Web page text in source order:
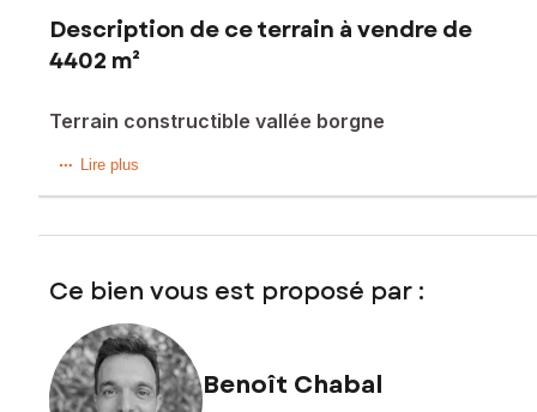
Description de ce terrain à vendre de
4402 m²
Terrain constructible vallée borgne
Très beau terrain constructible de plus de 4000 m2 avec
Peu pentu, orienté Est / Sud Est , il est idéalement situé à
Petit hameau tout proche du centre du village.
Possibilité de division en 2 lots constructibles (1500 m2
minimum).
Lire plus
Ce bien vous est proposé par :
Benoît Chabal